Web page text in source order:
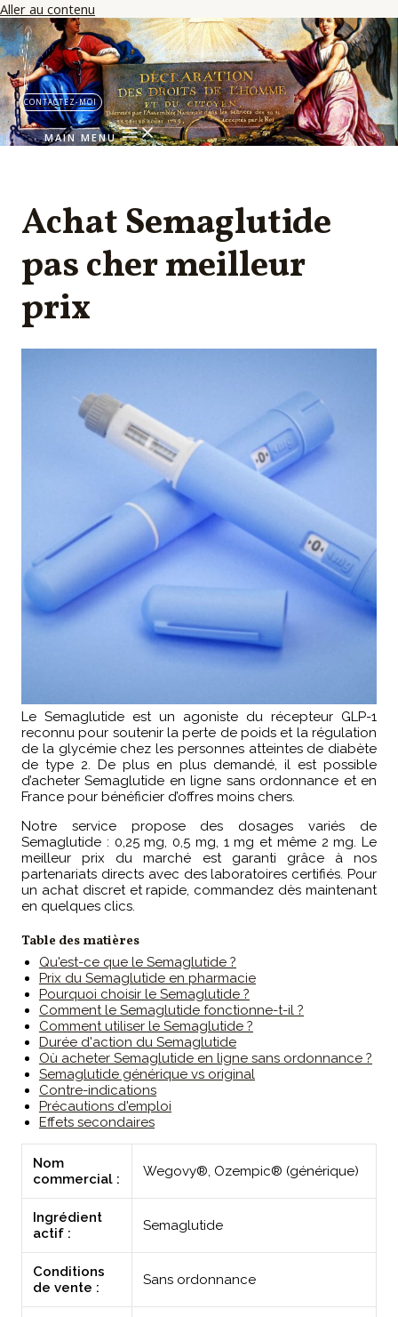
Aller au contenu
CONTACTEZ-MOI
MAIN MENU
Achat Semaglutide
pas cher meilleur
prix
Le Semaglutide est un agoniste du récepteur GLP-1
reconnu pour soutenir la perte de poids et la régulation
de la glycémie chez les personnes atteintes de diabète
de type 2. De plus en plus demandé, il est possible
d’acheter Semaglutide en ligne sans ordonnance et en
France pour bénéficier d’offres moins chers.
Notre service propose des dosages variés de
Semaglutide : 0,25 mg, 0,5 mg, 1 mg et même 2 mg. Le
meilleur prix du marché est garanti grâce à nos
partenariats directs avec des laboratoires certifiés. Pour
un achat discret et rapide, commandez dès maintenant
en quelques clics.
Table des matières
Qu'est-ce que le Semaglutide ?
Prix du Semaglutide en pharmacie
Pourquoi choisir le Semaglutide ?
Comment le Semaglutide fonctionne-t-il ?
Comment utiliser le Semaglutide ?
Durée d'action du Semaglutide
Où acheter Semaglutide en ligne sans ordonnance ?
Semaglutide générique vs original
Contre-indications
Précautions d'emploi
Effets secondaires
Nom
commercial :
Wegovy®, Ozempic® (générique)
Ingrédient
actif :
Semaglutide
Conditions
de vente :
Sans ordonnance